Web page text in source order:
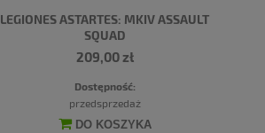
LEGIONES ASTARTES: MKIV ASSAULT
SQUAD
209,00 zł
Dostępność:
przedsprzedaż
DO KOSZYKA